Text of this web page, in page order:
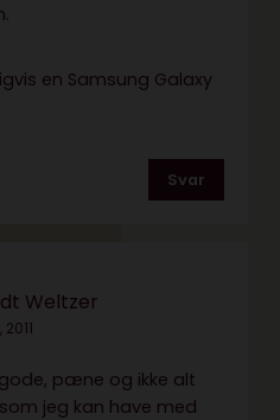
en Samsung Galaxy
Svar
Weltzer
pæne og ikke alt
jeg kan have med